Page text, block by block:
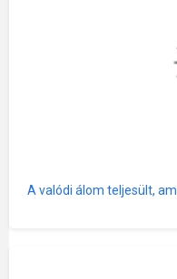
A valódi álom teljesült,